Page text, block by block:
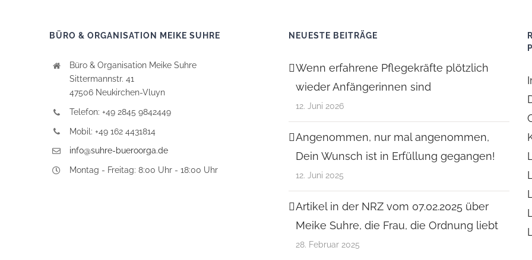
BÜRO & ORGANISATION MEIKE SUHRE
Büro & Organisation Meike Suhre
Sittermannstr. 41
47506 Neukirchen-Vluyn
Telefon: +49 2845 9842449
Mobil: +49 162 4431814
info@suhre-bueroorga.de
Montag - Freitag: 8:00 Uhr - 18:00 Uhr
NEUESTE BEITRÄGE
Wenn erfahrene Pflegekräfte plötzlich
wieder Anfängerinnen sind
12. Juni 2026
Angenommen, nur mal angenommen,
Dein Wunsch ist in Erfüllung gegangen!
12. Juni 2025
Artikel in der NRZ vom 07.02.2025 über
Meike Suhre, die Frau, die Ordnung liebt
28. Februar 2025